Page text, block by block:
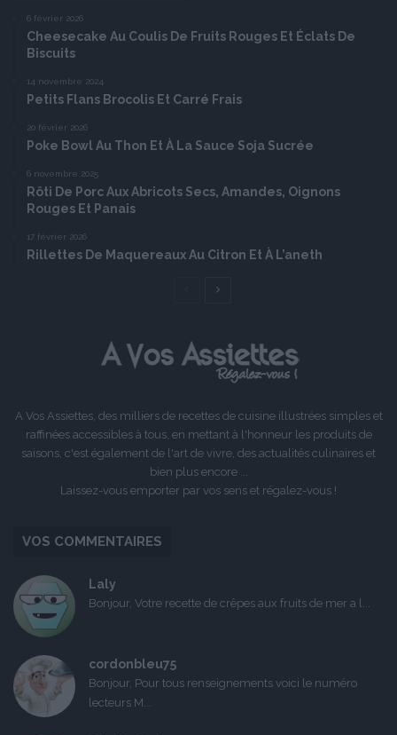
6 février 2026
Cheesecake Au Coulis De Fruits Rouges Et Éclats De
Biscuits
14 novembre 2024
Petits Flans Brocolis Et Carré Frais
20 février 2026
Poke Bowl Au Thon Et À La Sauce Soja Sucrée
6 novembre 2025
Rôti De Porc Aux Abricots Secs, Amandes, Oignons
Rouges Et Panais
17 février 2026
Rillettes De Maquereaux Au Citron Et À L’aneth
Page
A Vos Assiettes, des milliers de recettes de cuisine illustrées simples et
raffinées accessibles à tous, en mettant à l'honneur les produits de
saisons, c'est également de l'art de vivre, des actualités culinaires et
bien plus encore ...
Laissez-vous emporter par vos sens et régalez-vous !
VOS COMMENTAIRES
Laly
Bonjour, Votre recette de crêpes aux fruits de mer a l...
cordonbleu75
Bonjour, Pour tous renseignements voici le numéro
lecteurs M...